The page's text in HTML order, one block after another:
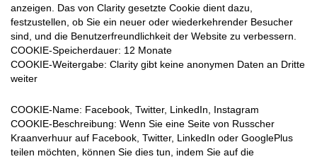
anzeigen. Das von Clarity gesetzte Cookie dient dazu,
festzustellen, ob Sie ein neuer oder wiederkehrender Besucher
sind, und die Benutzerfreundlichkeit der Website zu verbessern.
COOKIE-Speicherdauer: 12 Monate
COOKIE-Weitergabe: Clarity gibt keine anonymen Daten an Dritte
weiter
COOKIE-Name: Facebook, Twitter, LinkedIn, Instagram
COOKIE-Beschreibung: Wenn Sie eine Seite von Russcher
Kraanverhuur auf Facebook, Twitter, LinkedIn oder GooglePlus
teilen möchten, können Sie dies tun, indem Sie auf die